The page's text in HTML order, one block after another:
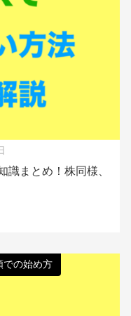
識まとめ！株同様、
での始め方